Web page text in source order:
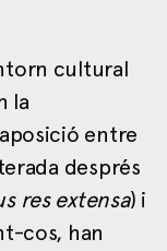
cultural
la
entre
després
res extensa) i
cos, han